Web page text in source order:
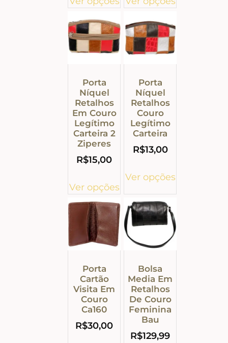
Porta
Níquel
Retalhos
Em Couro
Legítimo
Carteira 2
Ziperes
R$15,00
Ver opções
Porta
Níquel
Retalhos
Couro
Legítimo
Carteira
R$13,00
Ver opções
Porta
Cartão
Visita Em
Couro
Ca160
R$30,00
Bolsa
Media Em
Retalhos
De Couro
Feminina
Bau
R$129,99